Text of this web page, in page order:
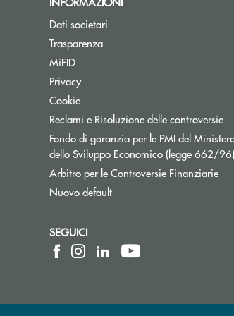
Dati societari
Trasparenza
MiFIDApre una nuova finestra
Privacy
Cookie
Reclami e Risoluzione delle controversie
Fondo di garanzia per le PMI del
dello Sviluppo Economico (legge 662/
Arbitro per le Controversie Finanziarie
Nuovo defaultApre una nuova finestra
SEGUICI